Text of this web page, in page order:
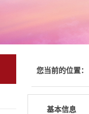
您当前的位置：
基本信息